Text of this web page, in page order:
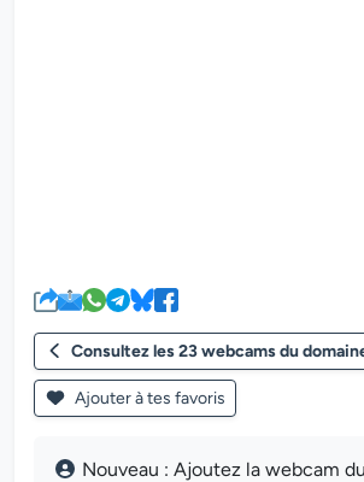
Consultez les 23 webcams du
Ajouter à tes favoris
Nouveau : Ajoutez la webcam